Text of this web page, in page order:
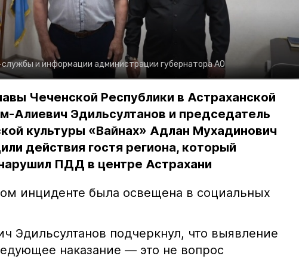
и информации администрации губернатора АО
Чеченской Республики в Астраханской
Алиевич Эдильсултанов и председатель
культуры «Вайнах» Адлан Мухадинович
действия гостя региона, который
ПДД в центре Астрахани
инциденте была освещена в социальных
Эдильсултанов подчеркнул, что выявление
наказание — это не вопрос